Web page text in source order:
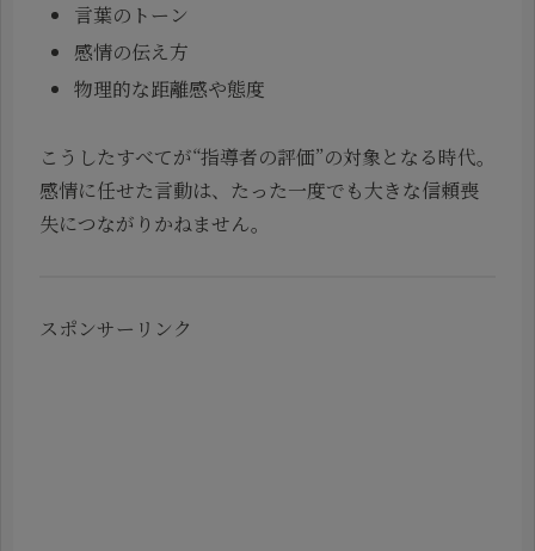
言葉のトーン
感情の伝え方
物理的な距離感や態度
こうしたすべてが“指導者の評価”の対象となる時代。
感情に任せた言動は、たった一度でも大きな信頼喪
失につながりかねません。
スポンサーリンク